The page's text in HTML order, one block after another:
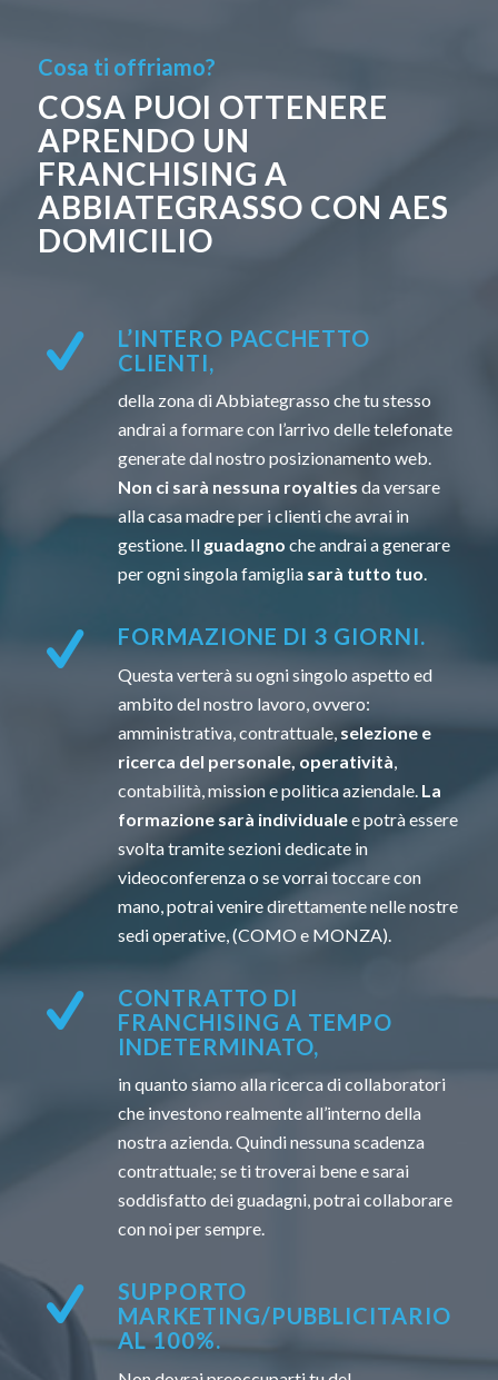
Cosa ti offriamo?
COSA PUOI OTTENERE
APRENDO UN
FRANCHISING A
ABBIATEGRASSO CON AES
DOMICILIO
L’INTERO PACCHETTO
CLIENTI,
della zona di Abbiategrasso che tu stesso
andrai a formare con l’arrivo delle telefonate
generate dal nostro posizionamento web.
Non ci sarà nessuna royalties da versare
alla casa madre per i clienti che avrai in
gestione. Il guadagno che andrai a generare
per ogni singola famiglia sarà tutto tuo.
FORMAZIONE DI 3 GIORNI.
Questa verterà su ogni singolo aspetto ed
ambito del nostro lavoro, ovvero:
amministrativa, contrattuale, selezione e
ricerca del personale, operatività
contabilità, mission e politica aziendale. La
formazione sarà individualee potrà essere
svolta tramite sezioni dedicate in
videoconferenza o se vorrai toccare con
mano, potrai venire direttamente nelle nostre
sedi operative, (COMO e MONZA).
CONTRATTO DI
FRANCHISING A TEMPO
INDETERMINATO,
in quanto siamo alla ricerca di collaboratori
che investono realmente all’interno della
nostra azienda. Quindi nessuna scadenza
contrattuale; se ti troverai bene e sarai
soddisfatto dei guadagni, potrai collaborare
con noi per sempre.
SUPPORTO
MARKETING/PUBBLICITARIO
AL 100%.